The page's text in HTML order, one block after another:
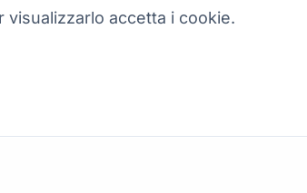
visualizzarlo accetta i cookie.